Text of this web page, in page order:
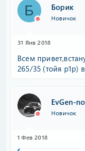
Б Борик
Новичок
31 Янв 2018
Всем
265/35 (тойя р1р)
EvGen-
Новичок
1 Фев 2018